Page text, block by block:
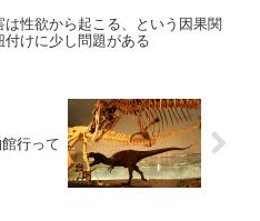
は性欲から起こる、という因果関
付けに少し問題がある
行って